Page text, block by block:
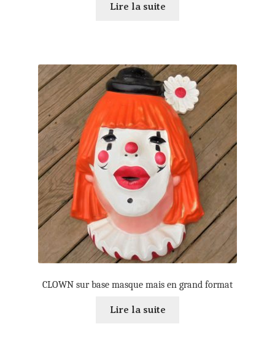
Lire la suite
CLOWN sur base masque mais en grand format
Lire la suite